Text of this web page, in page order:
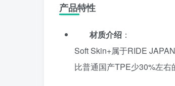
产品特性
材质介绍 ：
Soft Skin+属于RIDE
比普通国产TPE少30%左右